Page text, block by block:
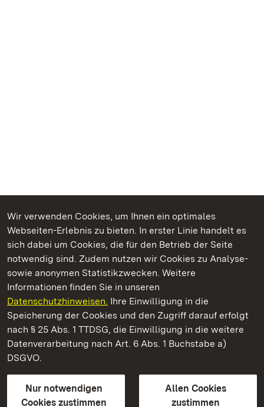
Wir verwenden Cookies, um Ihnen ein optimales
Webseiten-Erlebnis zu bieten. In erster Linie handelt es
sich dabei um Cookies, die für den Betrieb der Seite
notwendig sind. Zudem nutzen wir Cookies zu Analyse-
sowie anonymen Statistikzwecken. Weitere
Informationen finden Sie in unseren
Datenschutzhinweisen. Ihre Einwilligung in die
Speicherung der Cookies und den Zugriff darauf erfolgt
nach § 25 Abs. 1 TTDSG, die Einwilligung in die weitere
Datenverarbeitung nach Art. 6 Abs. 1 Buchstabe a)
DSGVO.
Nur notwendigen
Cookies zustimmen
Allen Cookies
zustimmen
Kommen. Staunen. Genießen.
Schloss Favorite Rastatt
Staatliche Schlösser und Gärten Baden-Württemberg
Kontakt
GebärdenspracheLeichte Sprache
Erklärung zur Barrierefreiheit
BITV-konform (geprüfte Seiten)